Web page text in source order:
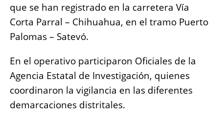
que se han registrado en la carretera Vía
Corta Parral – Chihuahua, en el tramo Puerto
Palomas – Satevó.
En el operativo participaron Oficiales de la
Agencia Estatal de Investigación, quienes
coordinaron la vigilancia en las diferentes
demarcaciones distritales.